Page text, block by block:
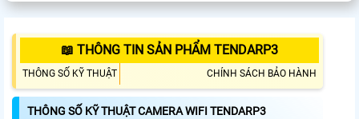
📖 THÔNG TIN SẢN PHẨM TENDARP3
THÔNG SỐ KỸ THUẬT CHÍNH SÁCH BẢO HÀNH
THÔNG SỐ KỸ THUẬT CAMERA WIFI TENDARP3